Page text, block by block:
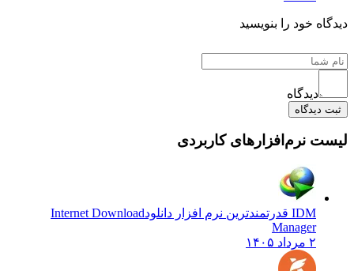
دیدگاه خود را بنویسید
دیدگاه
ثبت دیدگاه
لیست نرم‌افزارهای کاربردی
IDM قدرتمندترین نرم افزار دانلود
Internet Download
Manager
۲ مرداد ۱۴۰۵